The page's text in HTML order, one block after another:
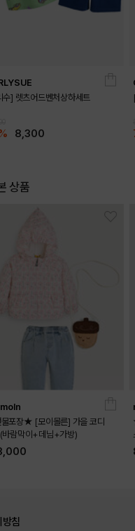
수] 렛츠어드벤처상하세트
8,300
상품
포장★ [모이몰른] 가을 코디
바람막이+데님+가방)
침